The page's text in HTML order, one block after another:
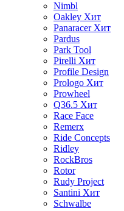
Nimbl
Oakley Хит
Panaracer Хит
Pardus
Park Tool
Pirelli Хит
Profile Design
Prologo Хит
Prowheel
Q36.5 Хит
Race Face
Remerx
Ride Concepts
Ridley
RockBros
Rotor
Rudy Project
Santini Хит
Schwalbe